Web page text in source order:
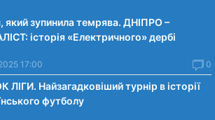
який зупинила темрява. ДНІПРО –
історія «Електричного» дербі
17:00 0
ЛІГИ. Найзагадковіший турнір в історії
футболу